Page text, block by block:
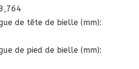
de tête de bielle (mm):
de pied de bielle (mm):